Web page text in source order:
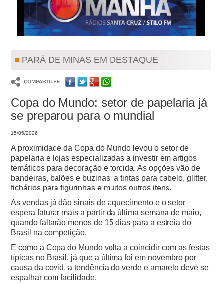
PARÁ DE MINAS EM DESTAQUE
Copa do Mundo: setor de papelaria já
se preparou para o mundial
15/05/2026
A proximidade da Copa do Mundo levou o setor de
papelaria e lojas especializadas a investir em artigos
temáticos para decoração e torcida. As opções vão de
bandeiras, balões e buzinas, a tintas para cabelo, glitter,
fichários para figurinhas e muitos outros itens.
As vendas já dão sinais de aquecimento e o setor
espera faturar mais a partir da última semana de maio,
quando faltarão menos de 15 dias para a estreia do
Brasil na competição.
E como a Copa do Mundo volta a coincidir com as festas
típicas no Brasil, já que a última foi em novembro por
causa da covid, a tendência do verde e amarelo deve se
espalhar com facilidade.